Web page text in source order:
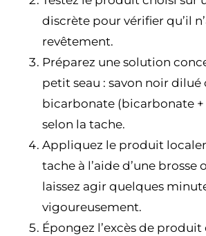
discrète pour vérifier qu’il
revêtement.
Préparez une solution
petit seau : savon noir dilué
bicarbonate (bicarbonate +
selon la tache.
Appliquez le produit
tache à l’aide d’une brosse
laissez agir quelques
vigoureusement.
Épongez l’excès de produit